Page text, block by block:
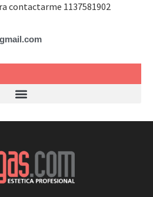
contactarme 1137581902